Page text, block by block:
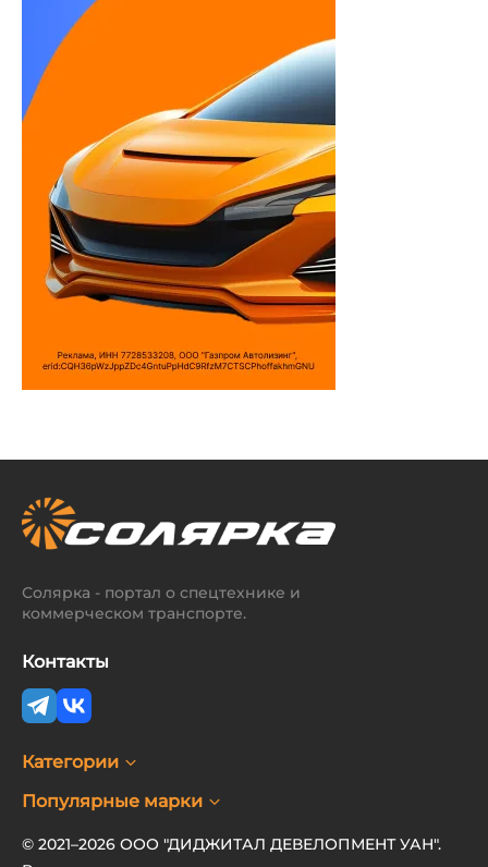
Солярка - портал о спецтехнике и
коммерческом транспорте.
Контакты
Категории
Популярные марки
© 2021–2026 ООО "ДИДЖИТАЛ ДЕВЕЛОПМЕНТ УАН".